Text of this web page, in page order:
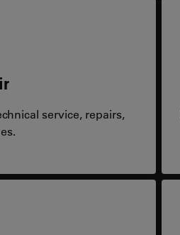
service, repairs,